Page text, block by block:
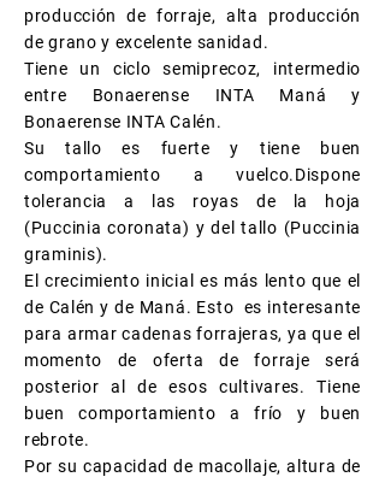
producción de forraje, alta producción
de grano y excelente sanidad.
Tiene un ciclo semiprecoz, intermedio
entre Bonaerense INTA Maná y
Bonaerense INTA Calén.
Su tallo es fuerte y tiene buen
comportamiento a vuelco.Dispone
tolerancia a las royas de la hoja
(Puccinia coronata) y del tallo (Puccinia
graminis).
El crecimiento inicial es más lento que el
de Calén y de Maná. Esto es interesante
para armar cadenas forrajeras, ya que el
momento de oferta de forraje será
posterior al de esos cultivares. Tiene
buen comportamiento a frío y buen
rebrote.
Por su capacidad de macollaje, altura de